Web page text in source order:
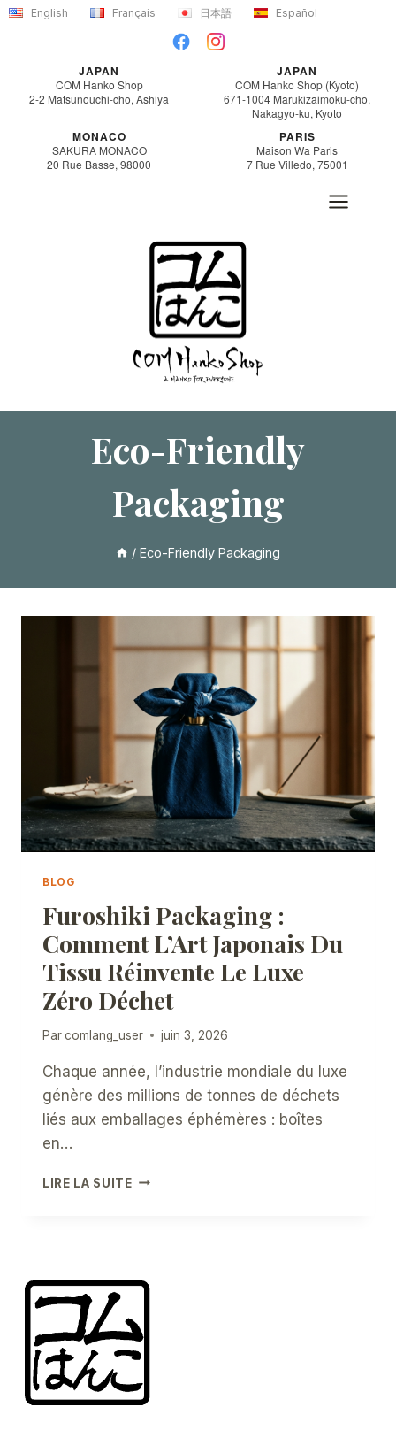
Aller
English Français 日本語 Español
JAPAN
COM Hanko Shop
2-2 Matsunouchi-cho, Ashiya
JAPAN
COM Hanko Shop (Kyoto)
671-1004 Marukizaimoku-cho,
Nakagyo-ku, Kyoto
MONACO
SAKURA MONACO
20 Rue Basse, 98000
PARIS
Maison Wa Paris
7 Rue Villedo, 75001
Eco-Friendly
Packaging
/ Eco-Friendly Packaging
BLOG
Furoshiki Packaging :
Comment L’Art Japonais Du
Tissu Réinvente Le Luxe
Zéro Déchet
Parcomlang_user juin 3, 2026
Chaque année, l’industrie mondiale du luxe
génère des millions de tonnes de déchets
liés aux emballages éphémères : boîtes
en…
LIRE LA SUITEFUROSHIKI
DU
RÉINVENTE
LE
LUXE
ZÉRO
DÉCHET